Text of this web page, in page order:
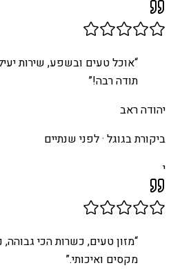
“אוכל טעים ובשפע, שירות
תודה רבה!”
יהודה ראב
ביקורת בגוגל ·לפני שנתיים
י
“מזון טעים, כשרות הכי
מקסים ואיכותי.”